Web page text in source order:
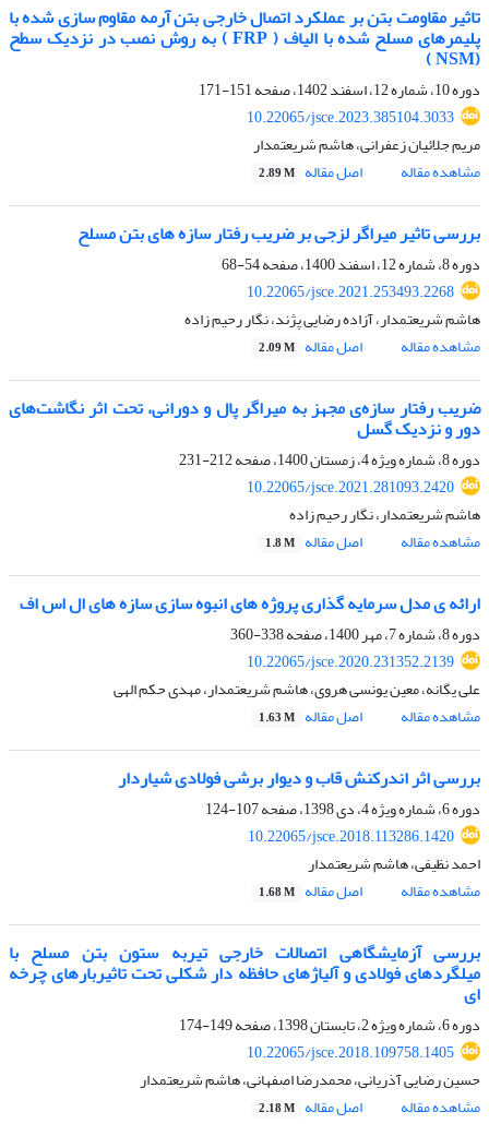
تاثیر مقاومت بتن بر عملکرد اتصال خارجی بتن آرمه مقاوم سازی شده با
پلیمرهای مسلح شده با الیاف ( FRP ) به روش نصب در نزدیک سطح
(NSM )
دوره 10، شماره 12، اسفند 1402، صفحه
151-171
10.22065/jsce.2023.385104.3033
مریم جلائیان زعفرانی، هاشم شریعتمدار
مشاهده مقاله
اصل مقاله 2.89 M
بررسی تاثیر میراگر لزجی بر ضریب رفتار سازه های بتن مسلح
دوره 8، شماره 12، اسفند 1400، صفحه
54-68
10.22065/jsce.2021.253493.2268
هاشم شریعتمدار، آزاده رضایی پژند، نگار رحیم زاده
مشاهده مقاله
اصل مقاله 2.09 M
ضریب رفتار سازه‌ی مجهز به میراگر پال و دورانی، تحت اثر نگاشت‌های
دور و نزدیک گسل
دوره 8، شماره ویژه 4، زمستان 1400، صفحه
212-231
10.22065/jsce.2021.281093.2420
هاشم شریعتمدار، نگار رحیم زاده
مشاهده مقاله
اصل مقاله 1.8 M
ارائه ی مدل سرمایه گذاری پروژه های انبوه سازی سازه های ال اس اف
دوره 8، شماره 7، مهر 1400، صفحه
338-360
10.22065/jsce.2020.231352.2139
علی یگانه، معین یونسی هروی، هاشم شریعتمدار، مهدی حکم الهی
مشاهده مقاله
اصل مقاله 1.63 M
بررسی اثر اندرکنش قاب و دیوار برشی فولادی شیاردار
دوره 6، شماره ویژه 4، دی 1398، صفحه
107-124
10.22065/jsce.2018.113286.1420
احمد نظیفی، هاشم شریعتمدار
مشاهده مقاله
اصل مقاله 1.68 M
بررسی آزمایشگاهی اتصالات خارجی تیربه ستون بتن مسلح با
میلگردهای فولادی و آلیاژهای حافظه دار شکلی تحت تاثیربارهای چرخه
ای
دوره 6، شماره ویژه 2، تابستان 1398، صفحه
149-174
10.22065/jsce.2018.109758.1405
حسین رضایی آذریانی، محمدرضا اصفهانی، هاشم شریعتمدار
مشاهده مقاله
اصل مقاله 2.18 M